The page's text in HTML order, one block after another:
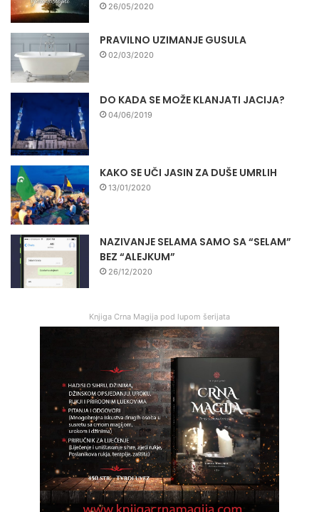
26/05/2020
PRAVILNO UZIMANJE GUSULA
02/03/2020
DO KADA SE MOŽE KLANJATI JACIJA?
04/06/2019
KAKO SE UČI JASIN ZA DUŠE UMRLIH
13/01/2020
NAZIVANJE SELAMA SAMO SA “SELAM”
BEZ “ALEJKUM”
26/12/2020
Knjiga Crna Magija pod lupom šerijata